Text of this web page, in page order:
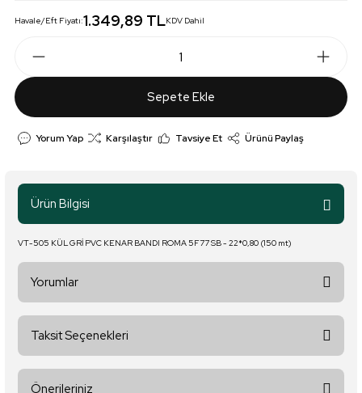
Havale/Eft Fiyatı:1.349,89 TLKDV Dahil
Sepete Ekle
Yorum Yap Karşılaştır Tavsiye Et Ürünü Paylaş
Ürün Bilgisi
VT-505 KÜL GRİ PVC KENAR BANDI ROMA 5F77 SB - 22*0,80 (150 mt)
Yorumlar
Taksit Seçenekleri
Önerileriniz